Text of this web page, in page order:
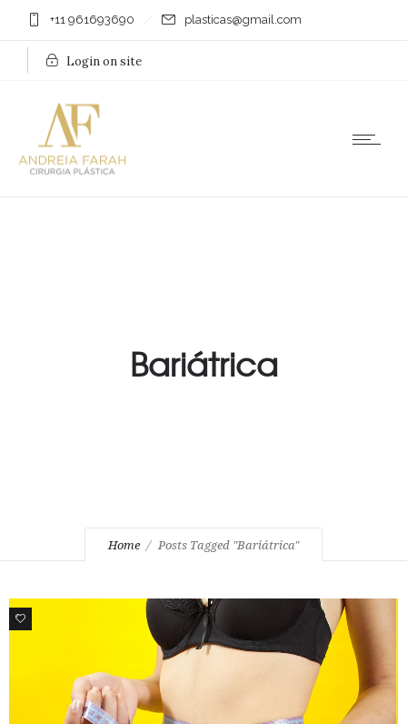
+11 961693690 plasticas@gmail.com
Login on site
Bariátrica
Home Posts Tagged "Bariátrica"
1